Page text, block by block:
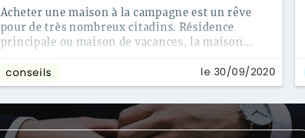
Acheter une maison à la campagne est un rêve
pour de très nombreux citadins. Résidence
principale ou maison de vacances, la maison...
conseils le 30/09/2020